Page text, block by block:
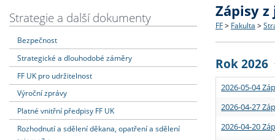
Dozvědět se více
Struktura
Strategie
Podpora
Podat přihlášku
Co
Učitelské
Dozvědět se více
Rigorózní
Dozvědět se více
O vědě a
Granty a
Dozvědět se více
Aktuální
Strategie a další dokumenty
Bezpečnost
Strategické a dlouhodobé záměry
FF UK pro udržitelnost
Výroční zprávy
Platné vnitřní předpisy FF UK
Rozhodnutí a sdělení děkana, opatření a sdělení
Zápisy
FF > Fakulta >
Rok 2026
2026-05-04
2026-04-27
2026-04-20